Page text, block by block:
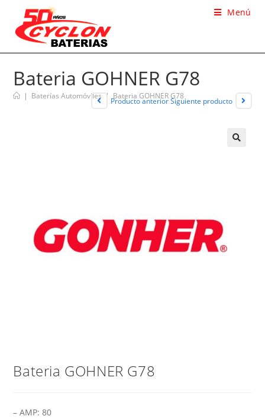
Menú
Bateria GOHNER G78
| Baterías Automóviles | Bateria GOHNER G78
Producto anterior Siguiente producto
Bateria GOHNER G78
– AMP: 80